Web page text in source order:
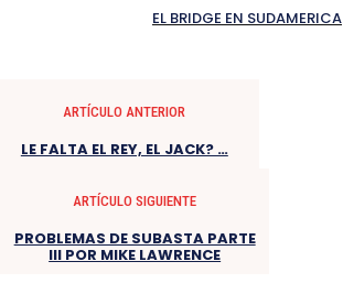
EL BRIDGE EN SUDAMERICA
ARTÍCULO ANTERIOR
LE FALTA EL REY, EL JACK? …
ARTÍCULO SIGUIENTE
PROBLEMAS DE SUBASTA PARTE
III POR MIKE LAWRENCE